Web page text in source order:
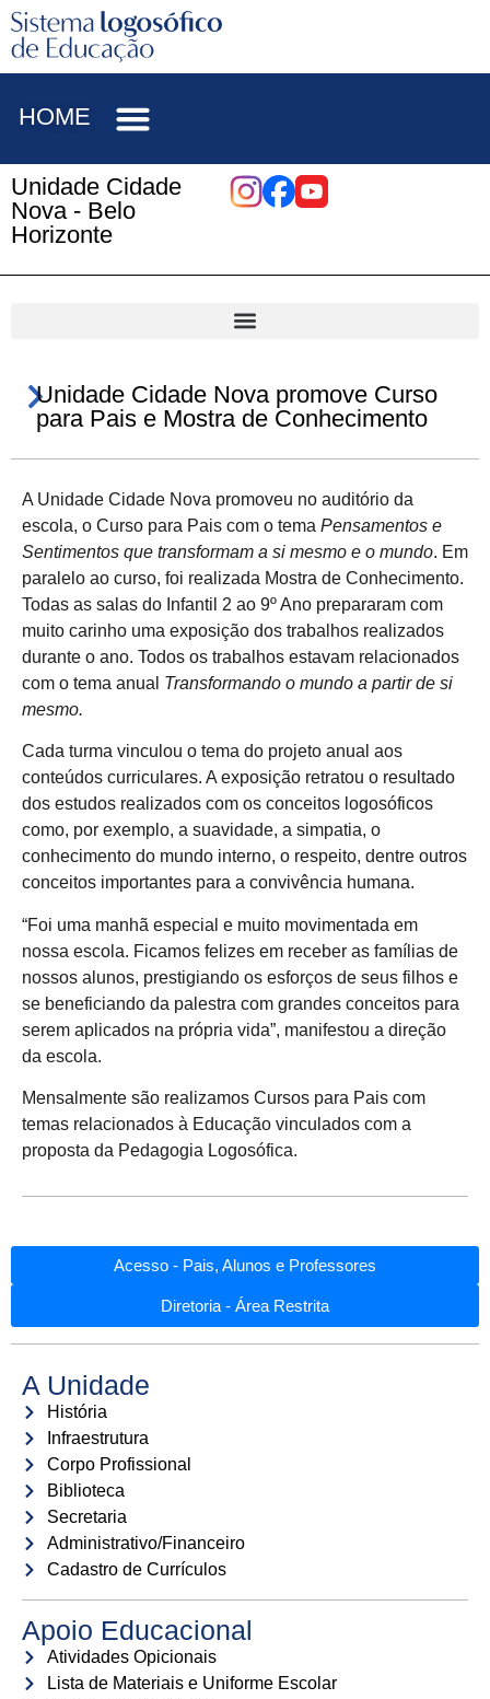
HOME
Unidade Cidade
Nova - Belo
Horizonte
Unidade Cidade Nova promove Curso
para Pais e Mostra de Conhecimento
A Unidade Cidade Nova promoveu no auditório da
escola, o Curso para Pais com o tema Pensamentos e
Sentimentos que transformam a si mesmo e o mundo. Em
paralelo ao curso, foi realizada Mostra de Conhecimento.
Todas as salas do Infantil 2 ao 9º Ano prepararam com
muito carinho uma exposição dos trabalhos realizados
durante o ano. Todos os trabalhos estavam relacionados
com o tema anual Transformando o mundo a partir de si
mesmo.
Cada turma vinculou o tema do projeto anual aos
conteúdos curriculares. A exposição retratou o resultado
dos estudos realizados com os conceitos logosóficos
como, por exemplo, a suavidade, a simpatia, o
conhecimento do mundo interno, o respeito, dentre outros
conceitos importantes para a convivência humana.
“Foi uma manhã especial e muito movimentada em
nossa escola. Ficamos felizes em receber as famílias de
nossos alunos, prestigiando os esforços de seus filhos e
se beneficiando da palestra com grandes conceitos para
serem aplicados na própria vida”, manifestou a direção
da escola.
Mensalmente são realizamos Cursos para Pais com
temas relacionados à Educação vinculados com a
proposta da Pedagogia Logosófica.
Acesso - Pais, Alunos e Professores
Diretoria - Área Restrita
A Unidade
História
Infraestrutura
Corpo Profissional
Biblioteca
Secretaria
Administrativo/Financeiro
Cadastro de Currículos
Apoio Educacional
Atividades Opicionais
Lista de Materiais e Uniforme Escolar